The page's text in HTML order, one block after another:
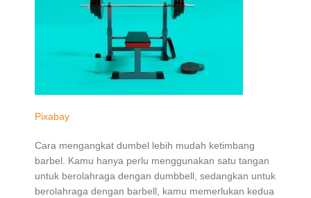
Pixabay
Cara mengangkat dumbel lebih mudah ketimbang
barbel. Kamu hanya perlu menggunakan satu tangan
untuk berolahraga dengan dumbbell, sedangkan untuk
berolahraga dengan barbell, kamu memerlukan kedua